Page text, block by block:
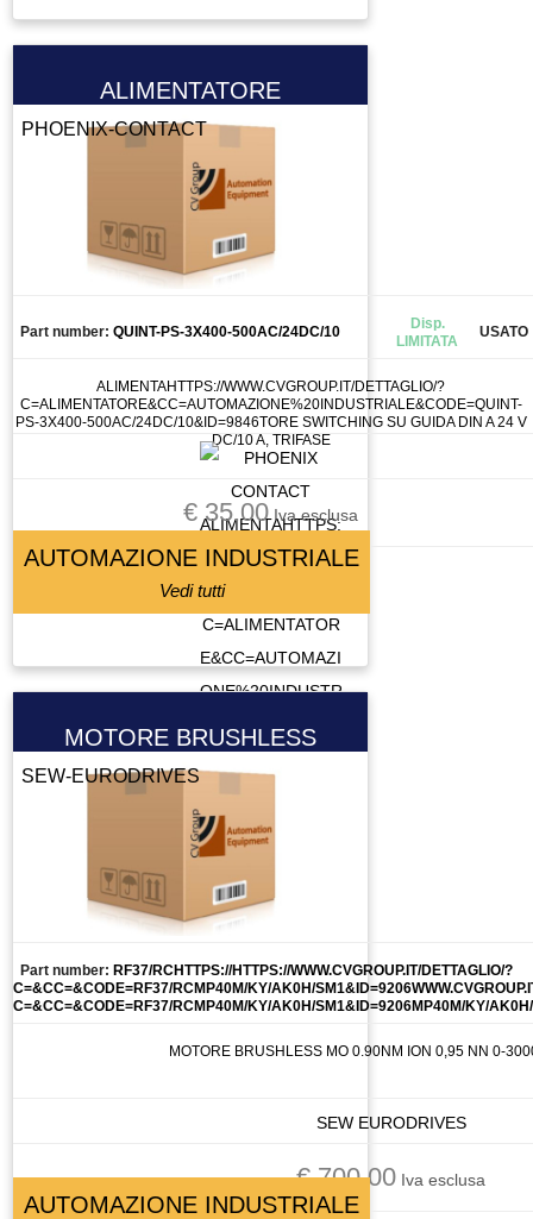
ALIMENTATORE
PHOENIX-CONTACT
Part number: QUINT-PS-3X400-500AC/24DC/10
Disp.
LIMITATA
USATO
ALIMENTAHTTPS://WWW.CVGROUP.IT/DETTAGLIO/?
C=ALIMENTATORE&CC=AUTOMAZIONE%20INDUSTRIALE&CODE=QUINT-
PS-3X400-500AC/24DC/10&ID=9846TORE SWITCHING SU GUIDA DIN A 24 V
DC/10 A, TRIFASE
€ 35.00Iva esclusa
AUTOMAZIONE INDUSTRIALE
Vedi tutti
MOTORE BRUSHLESS
SEW-EURODRIVES
Part number: RF37/RCHTTPS://HTTPS://WWW.CVGROUP.IT/DETTAGLIO/?
C=&CC=&CODE=RF37/RCMP40M/KY/AK0H/
C=&CC=&CODE=RF37/RCMP40M/KY/AK0H/SM1&ID=9206MP40M/KY/
MOTORE BRUSHLESS MO 0.90NM ION 0,95 NN 0-
SEW EURODRIVES
€ 700.00 Iva esclusa
AUTOMAZIONE INDUSTRIALE